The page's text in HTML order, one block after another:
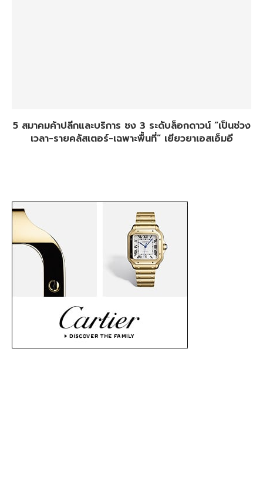
5 สมาคมค้าปลีกและบริการ ชง 3 ระดับล็อกดาวน์ “เป็นช่วง
เวลา-รายคลัสเตอร์-เฉพาะพื้นที่” เยียวยาเอสเอ็มอี